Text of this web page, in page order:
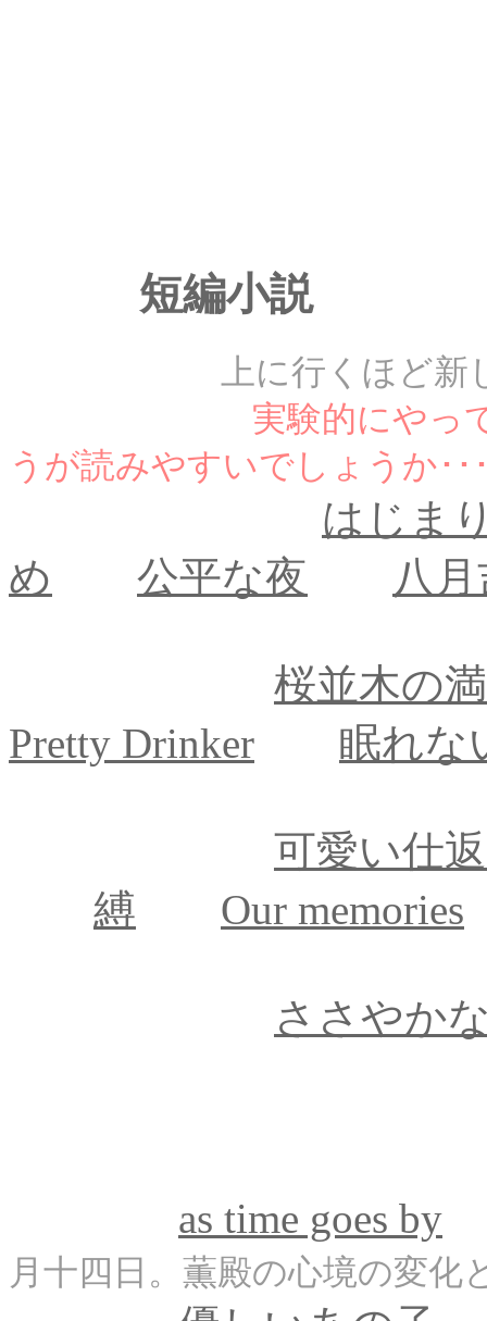
短編小説
上に行くほど
実験的にやっ
うが読みやすいでしょうか･
はじま
め
公平な夜 八
桜並木の
Pretty Drinker
眠れな
可愛い仕
縛
Our memories
ささやか
as time goes by
月十四日。薫殿の心境の変